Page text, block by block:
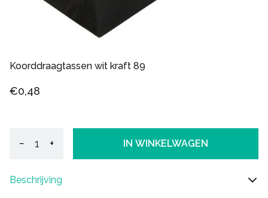
Koorddraagtassen wit kraft 89
€0,48
− + IN WINKELWAGEN
Beschrijving